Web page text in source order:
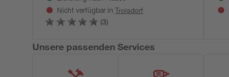
Nicht verfügbar in Troisdorf
(3)
Unsere passenden Services